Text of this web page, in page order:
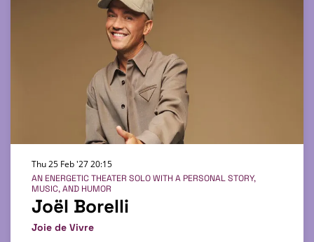
Joël Borelli
Joie de Vivre
AN ENERGETIC THEATER SOLO WITH A PERSONAL STORY,
MUSIC, AND HUMOR
Thu 25 Feb '2720:15